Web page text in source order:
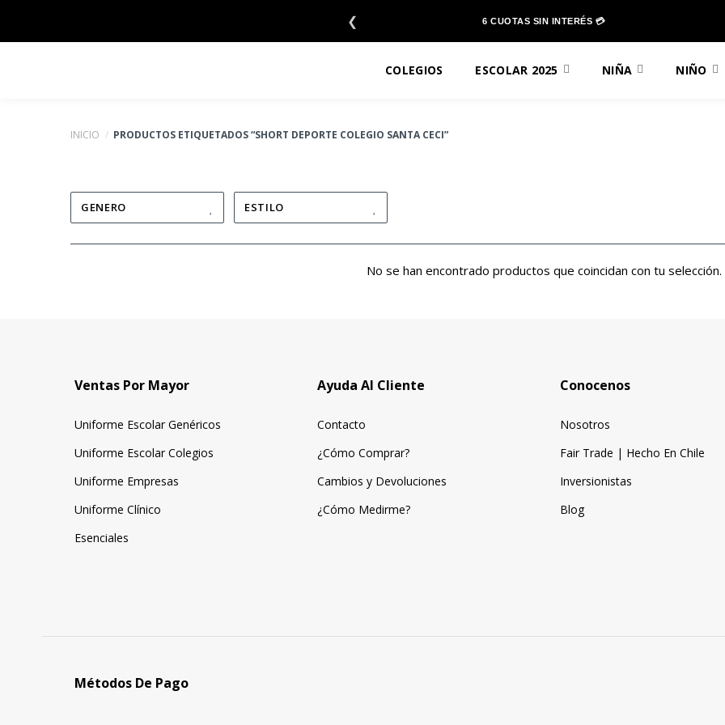
❮ 6 CUOTAS SIN INTERÉS 💳
COLEGIOS ESCOLAR 2025 NIÑA NIÑO
INICIO / PRODUCTOS ETIQUETADOS “SHORT DEPORTE COLEGIO SANTA CECI”
GENERO ESTILO
No se han encontrado productos que coincidan con tu selección.
Ventas Por Mayor
Uniforme Escolar Genéricos
Uniforme Escolar Colegios
Uniforme Empresas
Uniforme Clínico
Esenciales
Ayuda Al Cliente
Contacto
¿Cómo Comprar?
Cambios y Devoluciones
¿Cómo Medirme?
Conocenos
Nosotros
Fair Trade | Hecho En Chile
Inversionistas
Blog
Métodos De Pago